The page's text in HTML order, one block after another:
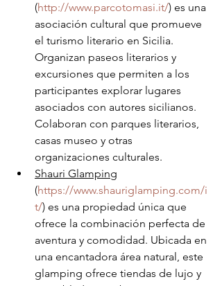
(http://www.parcotomasi.it/) es una
asociación cultural que promueve
el turismo literario en Sicilia.
Organizan paseos literarios y
excursiones que permiten a los
participantes explorar lugares
asociados con autores sicilianos.
Colaboran con parques literarios,
casas museo y otras
organizaciones culturales.
Shauri Glamping
(https://www.shauriglamping.com/i
t/) es una propiedad única que
ofrece la combinación perfecta de
aventura y comodidad. Ubicada en
una encantadora área natural, este
glamping ofrece tiendas de lujo y